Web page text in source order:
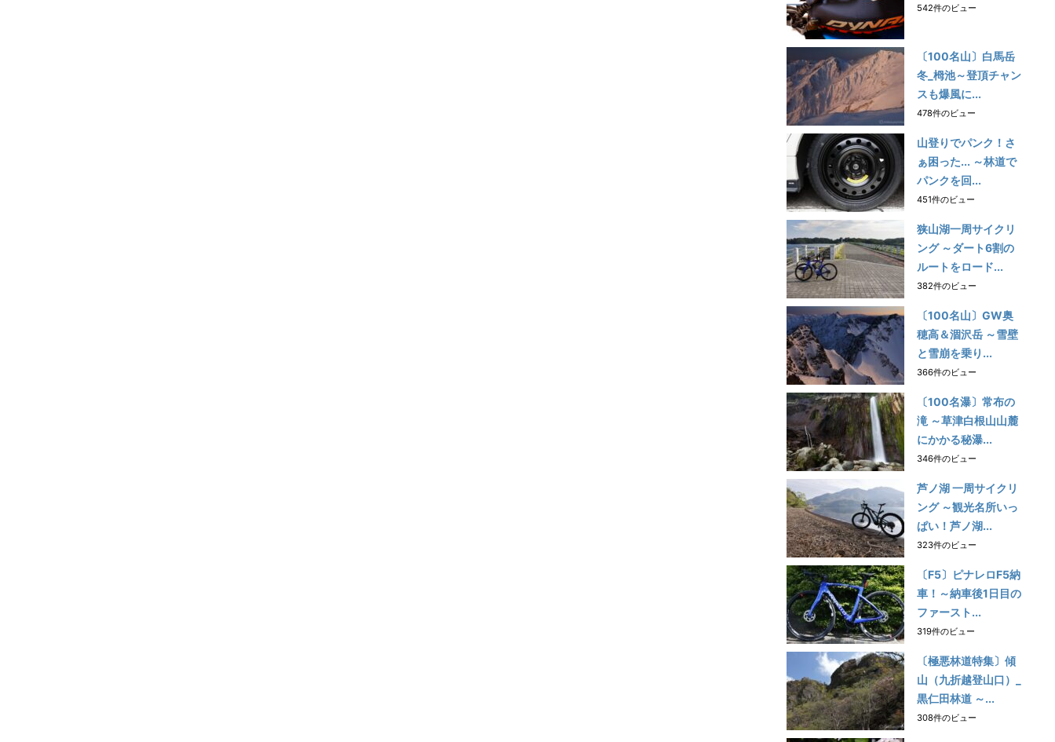
542件のビュー
〔100名山〕白馬岳
冬_栂池～登頂チャン
スも爆風に...
478件のビュー
山登りでパンク！さ
ぁ困った... ～林道で
パンクを回...
451件のビュー
狭山湖一周サイクリ
ング ～ダート6割の
ルートをロード...
382件のビュー
〔100名山〕GW奥
穂高＆涸沢岳 ～雪壁
と雪崩を乗り...
366件のビュー
〔100名瀑〕常布の
滝 ～草津白根山山麓
にかかる秘瀑...
346件のビュー
芦ノ湖 一周サイクリ
ング ～観光名所いっ
ぱい！芦ノ湖...
323件のビュー
〔F5〕ピナレロF5納
車！～納車後1日目の
ファースト...
319件のビュー
〔極悪林道特集〕傾
山（九折越登山口）_
黒仁田林道 ～...
308件のビュー